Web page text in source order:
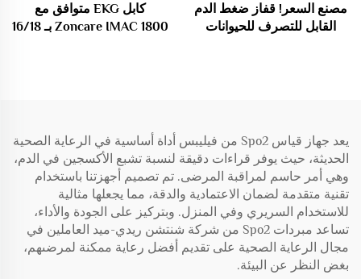
مصنع السعر! قفاز ضغط الدم
القابل للتصرف للحيوانات
كابل EKG متوافق مع
Zoncare IMAC 1800 بـ 16/18
يعد جهاز قياس Spo2 من فيليبس أداة أساسية في الرعاية الصحية
الحديثة، حيث يوفر قراءات دقيقة لنسبة تشبع الأكسجين في الدم،
وهي أمر حاسم لمراقبة المرضى. تم تصميم أجهزتنا باستخدام
تقنية متقدمة لضمان الاعتمادية والدقة، مما يجعلها مثالية
للاستخدام السريري وفي المنزل. وبتركيز على الجودة والأداء،
تساعد مبردات Spo2 من شركة شنتشن ريدي-ميد العاملين في
مجال الرعاية الصحية على تقديم أفضل رعاية ممكنة لمرضىهم،
بغض النظر عن البيئة.